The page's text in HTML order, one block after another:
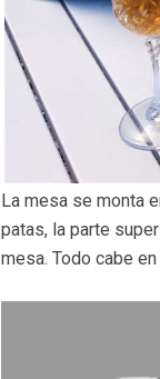
La mesa se monta
patas, la parte
mesa. Todo cabe